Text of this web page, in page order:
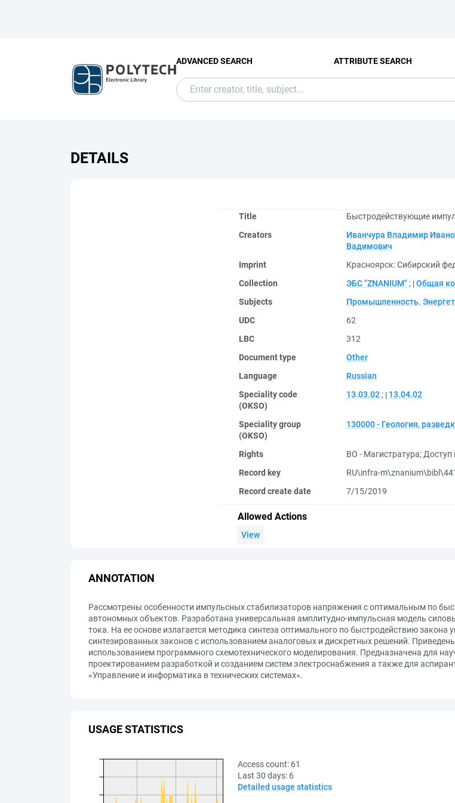
ADVANCED SEARCH ATTRIBUTE SEARCH
DETAILS
Title
Быстродействующие
Creators
Иванчура Владимир
Вадимович
Imprint
Красноярск: Сибирский
Collection
ЭБС "ZNANIUM" ; Общая
Subjects
Промышленность.
UDC
62
LBC
312
Document type
Other
Language
Russian
Speciality code
(OKSO)
13.03.02 ; 13.04.02
Speciality group
(OKSO)
130000 - Геология,
Rights ВО - Магистратура; Доступ
Record key
RU\infra-
Record create date
7/15/2019
Allowed Actions
View
ANNOTATION
Рассмотрены особенности импульсных стабилизаторов напряжения с оптимальным по
автономных объектов. Разработана универсальная амплитудно-импульсная модель
тока. На ее основе излагается методика синтеза оптимального по быстродействию
синтезированных законов с использованием аналоговых и дискретных решений.
использованием программного схемотехнического моделирования. Предназначена для
проектированием разработкой и созданием систем электроснабжения а также для
«Управление и информатика в технических системах».
USAGE STATISTICS
Access count: 61
Last 30 days: 6
Detailed usage statistics